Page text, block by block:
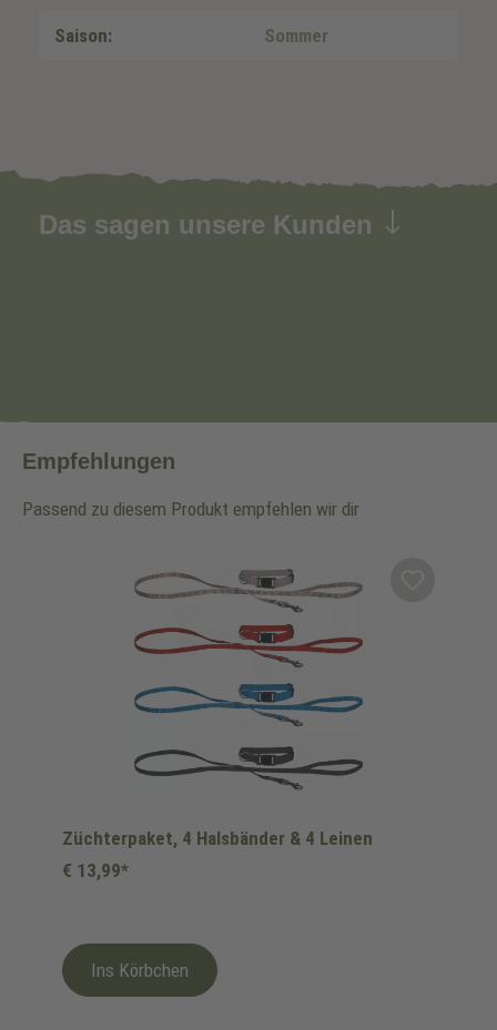
Saison: Sommer
Das sagen unsere Kunden
Empfehlungen
Passend zu diesem Produkt empfehlen wir dir
Züchterpaket, 4 Halsbänder & 4 Leinen
€ 13,99*
Ins Körbchen